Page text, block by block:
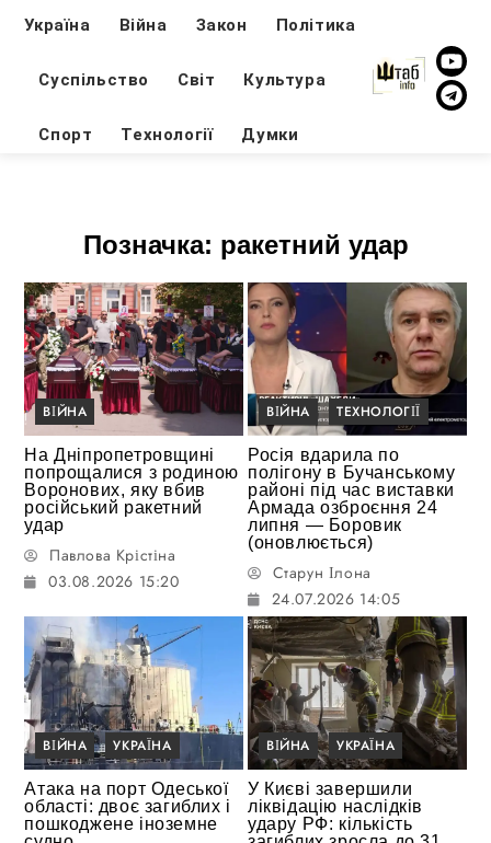
Україна Війна Закон Політика
Суспільство Світ Культура
Спорт Технології Думки
Позначка: ракетний удар
ВІЙНА
На Дніпропетровщині
попрощалися з родиною
Воронових, яку вбив
російський ракетний
удар
Павлова Крістіна
03.08.2026 15:20
ВІЙНА ТЕХНОЛОГІЇ
Росія вдарила по
полігону в Бучанському
районі під час виставки
Армада озброєння 24
липня — Боровик
(оновлюється)
Старун Ілона
24.07.2026 14:05
ВІЙНА УКРАЇНА
Атака на порт Одеської
області: двоє загиблих і
пошкоджене іноземне
ВІЙНА УКРАЇНА
У Києві завершили
ліквідацію наслідків
удару РФ: кількість